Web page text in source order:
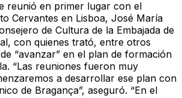
reunió en primer lugar con el
Cervantes en Lisboa, José María
de Cultura de la Embajada de
con quienes trató, entre otros
“avanzar” en el plan de formación
“Las reuniones fueron muy
a desarrollar ese plan con
de Bragança”, aseguró. “En el